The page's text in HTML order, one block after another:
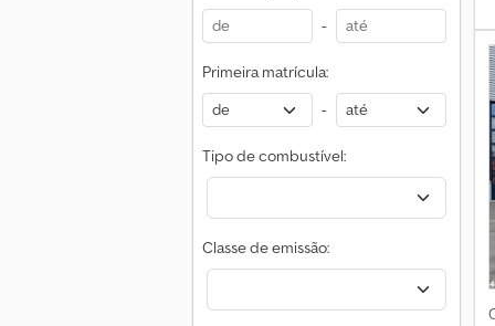
-
Primeira matrícula:
-
Tipo de combustível:
Classe de emissão: